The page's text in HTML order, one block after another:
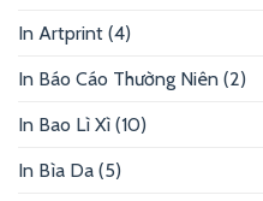
In Artprint (4)
In Báo Cáo Thường Niên (2)
In Bao Lì Xì (10)
In Bìa Da (5)